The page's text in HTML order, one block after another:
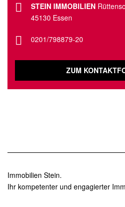
STEIN IMMOBILIEN
45130 Essen
0201/798879-20
ZUM
Immobilien Stein.
Ihr kompetenter und engagierter